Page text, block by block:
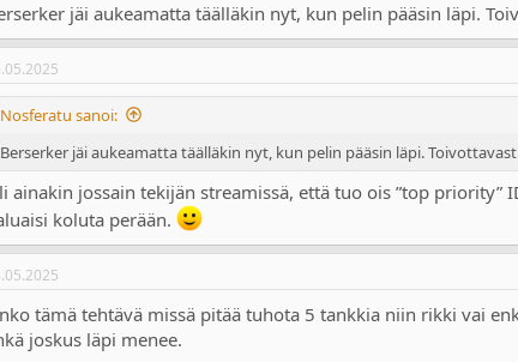
jäi aukeamatta täälläkin nyt, kun pelin pääsin läpi.
Nosferatu sanoi:
Berserker jäi aukeamatta täälläkin nyt, kun pelin pääsin läpi.
ainakin jossain tekijän streamissä, että tuo ois ”top
koluta perään.
tämä tehtävä missä pitää tuhota 5 tankkia niin rikki vai
joskus läpi menee.